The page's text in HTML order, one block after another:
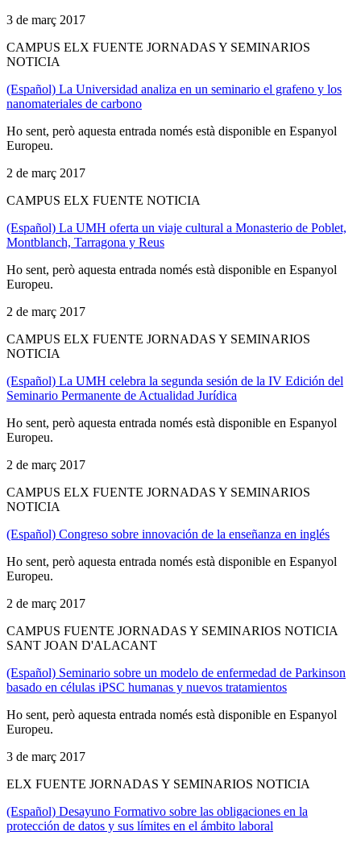
3 de març 2017
CAMPUS ELX FUENTE JORNADAS Y SEMINARIOS
NOTICIA
(Español) La Universidad analiza en un seminario el grafeno y los
nanomateriales de carbono
Ho sent, però aquesta entrada només està disponible en Espanyol
Europeu.
2 de març 2017
CAMPUS ELX FUENTE NOTICIA
(Español) La UMH oferta un viaje cultural a Monasterio de Poblet,
Montblanch, Tarragona y Reus
Ho sent, però aquesta entrada només està disponible en Espanyol
Europeu.
2 de març 2017
CAMPUS ELX FUENTE JORNADAS Y SEMINARIOS
NOTICIA
(Español) La UMH celebra la segunda sesión de la IV Edición del
Seminario Permanente de Actualidad Jurídica
Ho sent, però aquesta entrada només està disponible en Espanyol
Europeu.
2 de març 2017
CAMPUS ELX FUENTE JORNADAS Y SEMINARIOS
NOTICIA
(Español) Congreso sobre innovación de la enseñanza en inglés
Ho sent, però aquesta entrada només està disponible en Espanyol
Europeu.
2 de març 2017
CAMPUS FUENTE JORNADAS Y SEMINARIOS NOTICIA
SANT JOAN D'ALACANT
(Español) Seminario sobre un modelo de enfermedad de Parkinson
basado en células iPSC humanas y nuevos tratamientos
Ho sent, però aquesta entrada només està disponible en Espanyol
Europeu.
3 de març 2017
ELX FUENTE JORNADAS Y SEMINARIOS NOTICIA
(Español) Desayuno Formativo sobre las obligaciones en la
protección de datos y sus límites en el ámbito laboral